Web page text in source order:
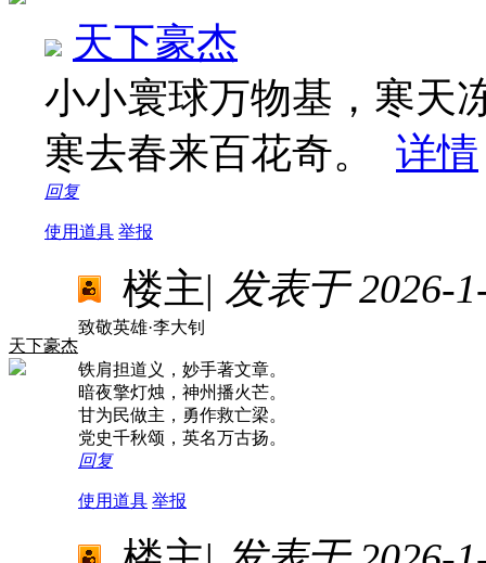
天下豪杰
小小寰球万物基，寒天
寒去春来百花奇。 详情
回复
使用道具 举报
天下豪杰
楼主| 发表于 2026-
致敬英雄·李大钊
铁肩担道义，妙手著文章。
暗夜擎灯烛，神州播火芒。
甘为民做主，勇作救亡梁。
党史千秋颂，英名万古扬。
回复
使用道具 举报